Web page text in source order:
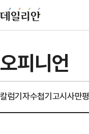
오피니언
칼럼기자수첩기고시사만평